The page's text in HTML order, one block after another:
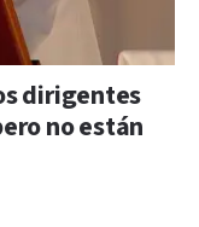
dirigentes
no están